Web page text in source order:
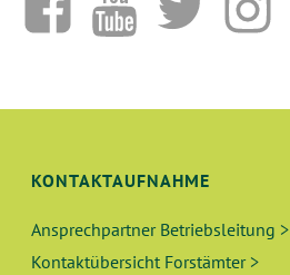
KONTAKTAUFNAHME
Ansprechpartner Betriebsleitung >
Kontaktübersicht Forstämter >